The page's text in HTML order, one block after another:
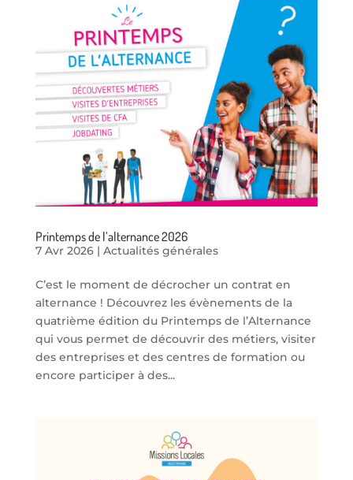
Printemps de l’alternance 2026
7 Avr 2026| Actualités générales
C’est le moment de décrocher un contrat en
alternance ! Découvrez les évènements de la
quatrième édition du Printemps de l’Alternance
qui vous permet de découvrir des métiers, visiter
des entreprises et des centres de formation ou
encore participer à des...